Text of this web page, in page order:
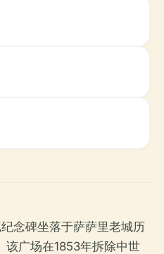
念碑坐落于萨萨里老城历
该广场在1853年拆除中世